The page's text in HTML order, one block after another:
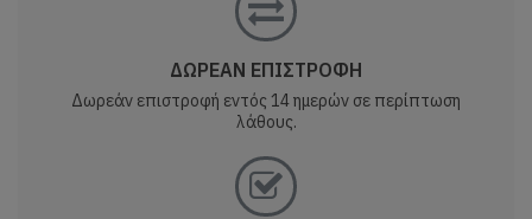
ΔΩΡΕΑΝ ΕΠΙΣΤΡΟΦΗ
Δωρεάν επιστροφή εντός 14 ημερών σε περίπτωση
λάθους.